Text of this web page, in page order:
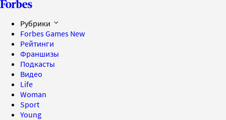
Рубрики
Forbes Games New
Рейтинги
Франшизы
Подкасты
Видео
Life
Woman
Sport
Young